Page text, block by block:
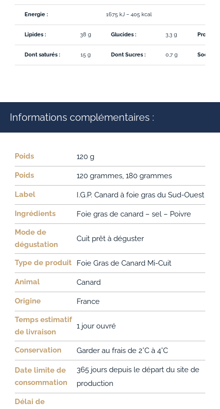
Energie : 1675 kJ – 405 kcal
Lipides : 38 g Glucides : 3,3 g
Dont saturés : 15 g Dont Sucres : 0,7 g Sodium :
Informations complémentaires :
Poids 120 g
Poids 120 grammes, 180 grammes
Label I.G.P. Canard à foie gras du Sud-Ouest
Ingrédients Foie gras de canard – sel – Poivre
Mode de
dégustation
Cuit prêt à déguster
Type de produit Foie Gras de Canard Mi-Cuit
Animal Canard
Origine France
Temps estimatif
de livraison
1 jour ouvré
Conservation Garder au frais de 2°C à 4°C
Date limite de
consommation
365 jours depuis le départ du site de
production
Délai de